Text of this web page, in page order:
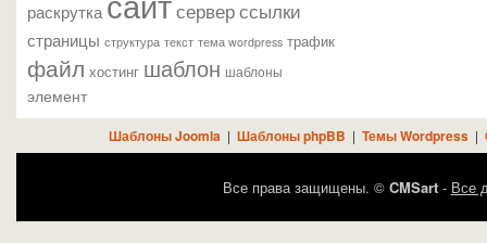
раскрутка серверссылки
страницы структура текст тема wordpress трафик
файл хостинг шаблон шаблоны
элемент
Шаблоны Joomla | Шаблоны phpBB | Темы Wordpress|
Все права защищены. © CMSart- Все